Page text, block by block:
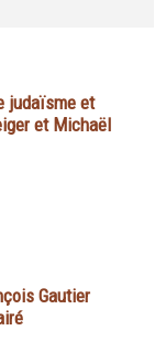
judaïsme et
et Michaël
Gautier